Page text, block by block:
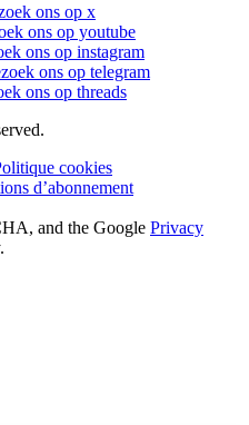
ons op x
ons op youtube
ons op instagram
ons op telegram
ons op threads
cookies
d’abonnement
and the Google Privacy